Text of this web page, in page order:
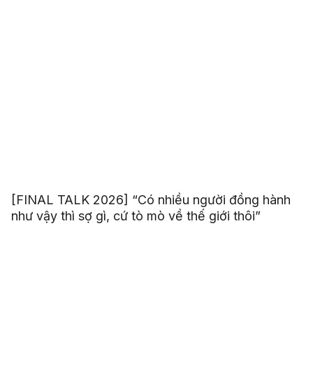
[FINAL TALK 2026] “Có nhiều người đồng hành
như vậy thì sợ gì, cứ tò mò về thế giới thôi”